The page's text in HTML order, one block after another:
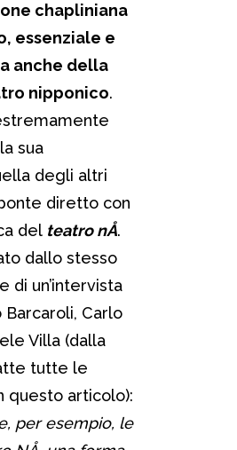
chapliniana
essenziale e
anche della
nipponico.
sua
degli altri
diretto con
del teatro nÅ.
dallo stesso
di un’intervista
Barcaroli, Carlo
Villa (dalla
tutte le
questo articolo):
per esempio, le